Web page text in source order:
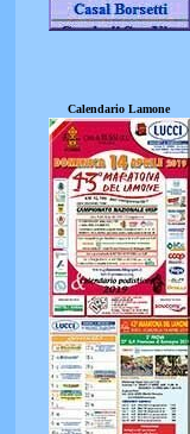
Calendario Lamone